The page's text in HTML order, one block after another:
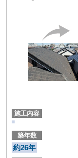
施工内容
築年数
約26年